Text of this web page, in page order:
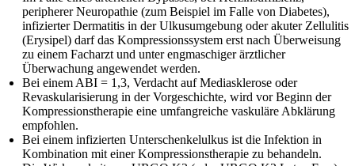
peripherer Neuropathie (zum Beispiel im Falle von Diabetes),
infizierter Dermatitis in der Ulkusumgebung oder akuter Zellulitis
(Erysipel) darf das Kompressionssystem erst nach Überweisung
zu einem Facharzt und unter engmaschiger ärztlicher
Überwachung angewendet werden.
Bei einem ABI = 1,3, Verdacht auf Mediasklerose oder
Revaskularisierung in der Vorgeschichte, wird vor Beginn der
Kompressionstherapie eine umfangreiche vaskuläre Abklärung
empfohlen.
Bei einem infizierten Unterschenkelulkus ist die Infektion in
Kombination mit einer Kompressionstherapie zu behandeln.